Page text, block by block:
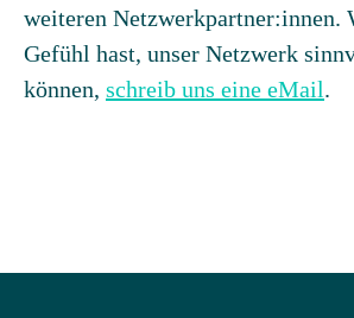
weiteren Netzwerkpartner:innen.
Gefühl hast, unser Netzwerk
können, schreib uns eine eMail.